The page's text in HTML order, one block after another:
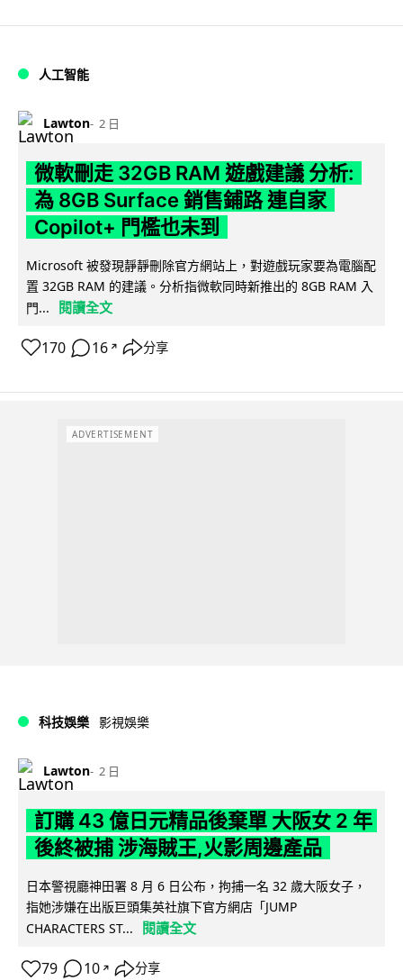
人工智能
Lawton 2 日
微軟刪走 32GB RAM 遊戲建議 分析:
為 8GB Surface 銷售鋪路 連自家
Copilot+ 門檻也未到
Microsoft 被發現靜靜刪除官方網站上，對遊戲玩家要為電腦配
置 32GB RAM 的建議。分析指微軟同時新推出的 8GB RAM 入
門...
閱讀全文
170 16 ↗ 分享
ADVERTISEMENT
科技娛樂 影視娛樂
Lawton 2 日
訂購 43 億日元精品後棄單 大阪女 2 年
後終被捕 涉海賊王,火影周邊產品
日本警視廳神田署 8 月 6 日公布，拘捕一名 32 歲大阪女子，
指她涉嫌在出版巨頭集英社旗下官方網店「JUMP
CHARACTERS ST...
閱讀全文
79 10 ↗ 分享